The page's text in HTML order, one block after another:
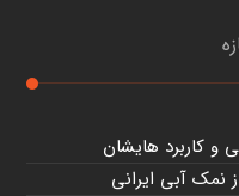
و کاربرد هایشان
نمک آبی ایرانی